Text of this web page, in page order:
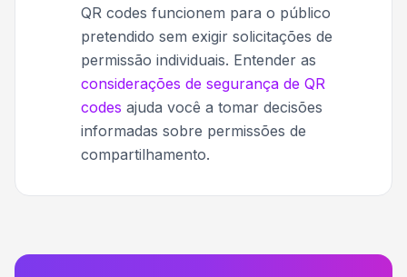
QR codes funcionem para o público
pretendido sem exigir solicitações de
permissão individuais. Entender as
considerações de segurança de QR
codes ajuda você a tomar decisões
informadas sobre permissões de
compartilhamento.